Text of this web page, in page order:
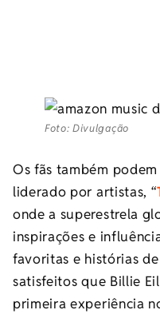
Foto: Divulgação
Os fãs também
liderado por artistas, “
onde a superestrela
inspirações e
favoritas e histórias
satisfeitos que Billie
primeira experiência